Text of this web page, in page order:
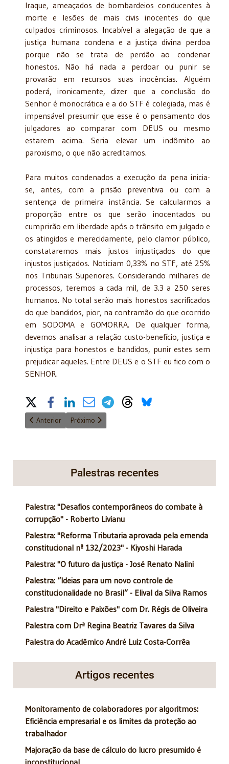
Iraque, ameaçados de bombardeios conducentes à
morte e lesões de mais civis inocentes do que
culpados criminosos. Incabível a alegação de que a
justiça humana condena e a justiça divina perdoa
porque não se trata de perdão ao condenar
honestos. Não há nada a perdoar ou punir se
provarão em recursos suas inocências. Alguém
poderá, ironicamente, dizer que a conclusão do
Senhor é monocrática e a do STF é colegiada, mas é
impensável presumir que esse é o pensamento dos
julgadores ao comparar com DEUS ou mesmo
estarem acima. Seria elevar um indômito ao
paroxismo, o que não acreditamos.
Para muitos condenados a execução da pena inicia-
se, antes, com a prisão preventiva ou com a
sentença de primeira instância. Se calcularmos a
proporção entre os que serão inocentados ou
cumprirão em liberdade após o trânsito em julgado e
os atingidos e merecidamente, pelo clamor público,
constataremos mais justos injustiçados do que
injustos justiçados. Noticiam 0,33% no STF, até 25%
nos Tribunais Superiores. Considerando milhares de
processos, teremos a cada mil, de 3.3 a 250 seres
humanos. No total serão mais honestos sacrificados
do que bandidos, pior, na contramão do que ocorrido
em SODOMA e GOMORRA. De qualquer forma,
devemos analisar a relação custo-benefício, justiça e
injustiça para honestos e bandidos, punir estes sem
prejudicar aqueles. Entre DEUS e o STF eu fico com o
SENHOR.
Share on Social Media
Artigo anterior: O PT e as olimpíadas do Rio de Janeiro - 30/7/
Anterior Próximo artigo: A Sociedade da Lava-Jato - 27/7/
Próximo
Palestras recentes
Palestra: "Desafios contemporâneos do combate à
corrupção" - Roberto Livianu
Palestra: "Reforma Tributaria aprovada pela emenda
constitucional nº 132/2023" - Kiyoshi Harada
Palestra: "O futuro da justiça - José Renato Nalini
Palestra: “Ideias para um novo controle de
constitucionalidade no Brasil” - Elival da Silva Ramos
Palestra "Direito e Paixões" com Dr. Régis de Oliveira
Palestra com Drª Regina Beatriz Tavares da Silva
Palestra do Acadêmico André Luiz Costa-Corrêa
Artigos recentes
Monitoramento de colaboradores por algoritmos:
Eficiência empresarial e os limites da proteção ao
trabalhador
Majoração da base de cálculo do lucro presumido é
inconstitucional